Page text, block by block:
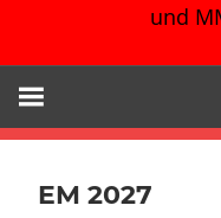
und
EM 2027